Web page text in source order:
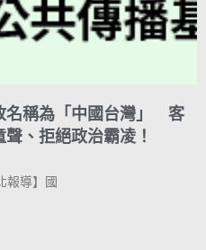
名稱為「中國台灣」 客
、拒絕政治霸凌！
報導】國